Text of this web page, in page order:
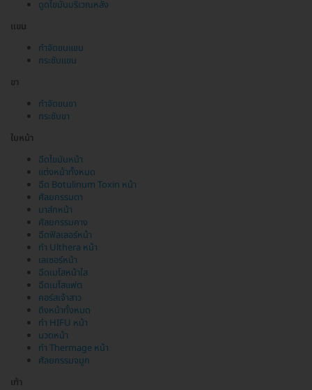
ดูดไขมันบริเวณหลัง
แขน
กำจัดขนแขน
กระชับแขน
ขา
กำจัดขนขา
กระชับขา
ใบหน้า
ฉีดไขมันหน้า
แต่งหน้าทั้งหมด
ฉีด Botulinum Toxin หน้า
ศัลยกรรมตา
มาส์กหน้า
ศัลยกรรมคาง
ฉีดฟิลเลอร์หน้า
ทำ Ulthera หน้า
เลเซอร์หน้า
ฉีดเมโสหน้าใส
ฉีดเมโสแฟต
คอร์สเจ้าสาว
ดึงหน้าทั้งหมด
ทำ HIFU หน้า
นวดหน้า
ทำ Thermage หน้า
ศัลยกรรมจมูก
เท้า